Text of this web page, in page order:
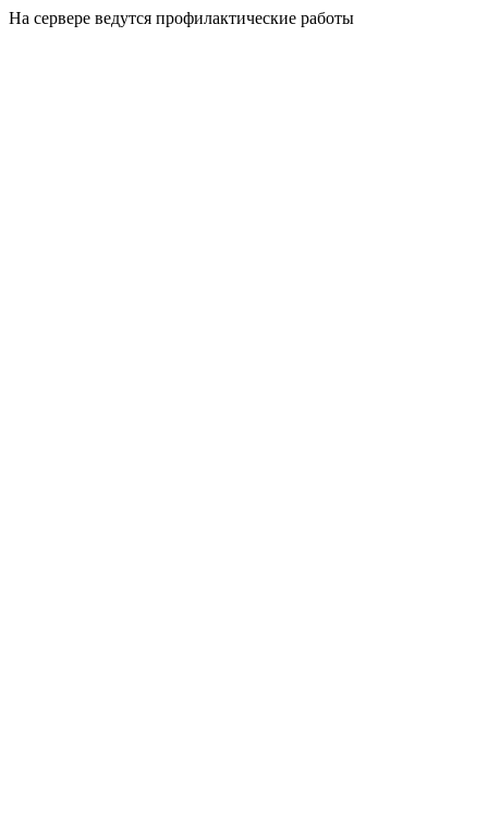
На сервере ведутся профилактические работы